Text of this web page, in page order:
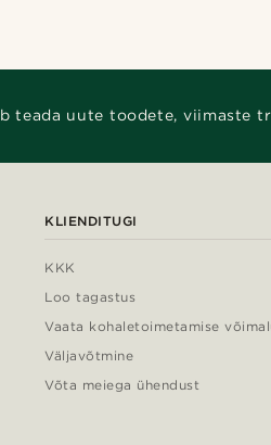
teada uute toodete, viimaste
KLIENDITUGI
KKK
Loo tagastus
Vaata kohaletoimetamise
Väljavõtmine
Võta meiega ühendust